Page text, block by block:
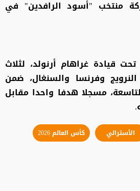
منتخب "أسود الرافدين" في
قيادة غراهام أرنولد، لثلاث
وفرنسا والسنغال، ضمن
مسجلا هدفا واحدا مقابل
الأسترالي كأس العالم 2026